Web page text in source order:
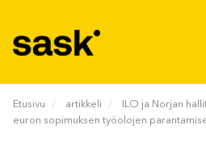
Etusivu artikkeli
ILO ja Norjan
euron sopimuksen työolojen